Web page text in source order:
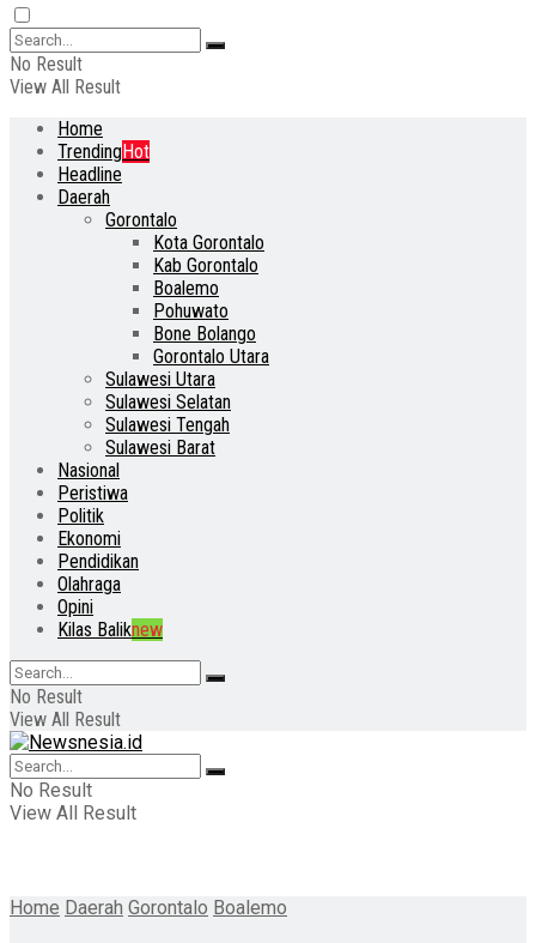
No Result
View All Result
Home
TrendingHot
Headline
Daerah
Gorontalo
Kota Gorontalo
Kab Gorontalo
Boalemo
Pohuwato
Bone Bolango
Gorontalo Utara
Sulawesi Utara
Sulawesi Selatan
Sulawesi Tengah
Sulawesi Barat
Nasional
Peristiwa
Politik
Ekonomi
Pendidikan
Olahraga
Opini
Kilas Baliknew
No Result
View All Result
No Result
View All Result
Home Daerah Gorontalo Boalemo